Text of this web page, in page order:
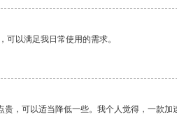
可以满足我日常使用的需求。
，可以适当降低一些。我个人觉得，一款加